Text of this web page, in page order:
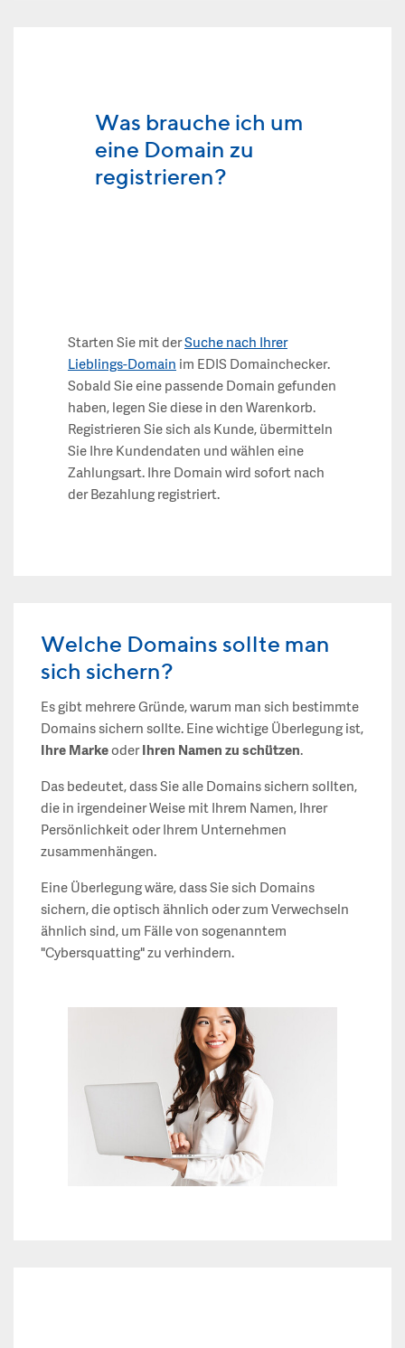
Was brauche ich um
eine Domain zu
registrieren?
Starten Sie mit derSuche nach Ihrer
Lieblings-Domain im EDIS Domainchecker.
Sobald Sie eine passende Domain gefunden
haben, legen Sie diese in den Warenkorb.
Registrieren Sie sich als Kunde, übermitteln
Sie Ihre Kundendaten und wählen eine
Zahlungsart. Ihre Domain wird sofort nach
der Bezahlung registriert.
Welche Domains sollte man
sich sichern?
Es gibt mehrere Gründe, warum man sich bestimmte
Domains sichern sollte. Eine wichtige Überlegung ist,
Ihre MarkeoderIhren Namen zu schützen.
Das bedeutet, dass Sie alle Domains sichern sollten,
die in irgendeiner Weise mit Ihrem Namen, Ihrer
Persönlichkeit oder Ihrem Unternehmen
zusammenhängen.
Eine Überlegung wäre, dass Sie sich Domains
sichern, die optisch ähnlich oder zum Verwechseln
ähnlich sind, um Fälle von sogenanntem
"Cybersquatting" zu verhindern.